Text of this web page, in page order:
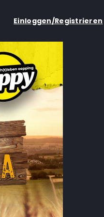
Einloggen/Registrieren